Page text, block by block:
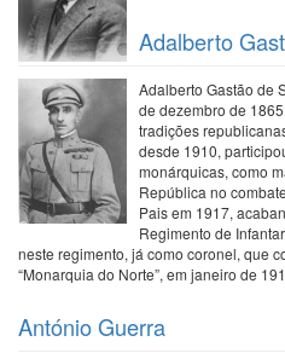
Adalberto
Adalberto Gastão de
de dezembro de
tradições
desde 1910,
monárquicas, como
República no
Pais em 1917,
Regimento de
neste regimento, já como coronel, que
“Monarquia do Norte”, em janeiro de
António Guerra